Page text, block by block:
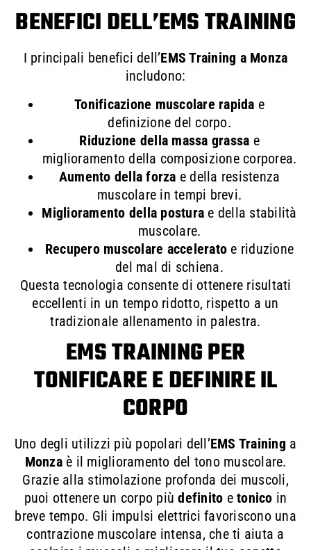
BENEFICI DELL’EMS TRAINING
I principali benefici dell’EMS Training a Monza
includono:
Tonificazione muscolare rapida e
definizione del corpo.
Riduzione della massa grassa e
miglioramento della composizione corporea.
Aumento della forza e della resistenza
muscolare in tempi brevi.
Miglioramento della postura e della stabilità
muscolare.
Recupero muscolare accelerato e riduzione
del mal di schiena.
Questa tecnologia consente di ottenere risultati
eccellenti in un tempo ridotto, rispetto a un
tradizionale allenamento in palestra.
EMS TRAINING PER
TONIFICARE E DEFINIRE IL
CORPO
Uno degli utilizzi più popolari dell’EMS Training a
Monzaè il miglioramento del tono muscolare.
Grazie alla stimolazione profonda dei muscoli,
puoi ottenere un corpo piùdefinito etonico in
breve tempo. Gli impulsi elettrici favoriscono una
contrazione muscolare intensa, che ti aiuta a